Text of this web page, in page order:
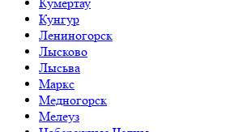
Кунгур
Лениногорск
Лысково
Лысьва
Маркс
Медногорск
Мелеуз